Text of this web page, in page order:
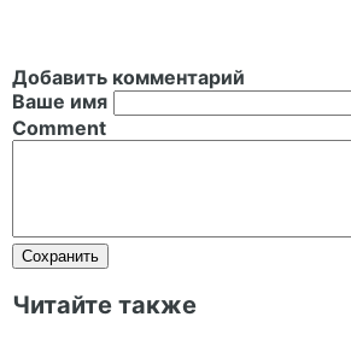
Добавить комментарий
Ваше имя
Comment
Читайте также